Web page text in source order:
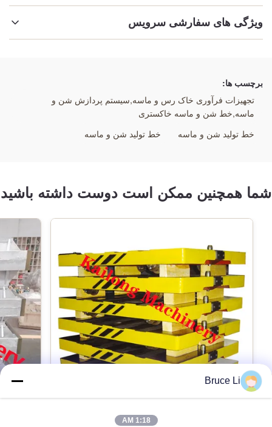
ویژگی های سفارشی سرویس
خط تولید شن و ماسه دقیق
برچسب ها:
تجهیزات فرآوری خاک رس و ماسه,سیستم پردازش شن و
ماسه,خط شن و ماسه خاکستری
خط تولید شن و ماسه
خط تولید شن و ماسه
شما همچنین ممکن است دوست داشته باشید
Bruce Li
1:18 AM